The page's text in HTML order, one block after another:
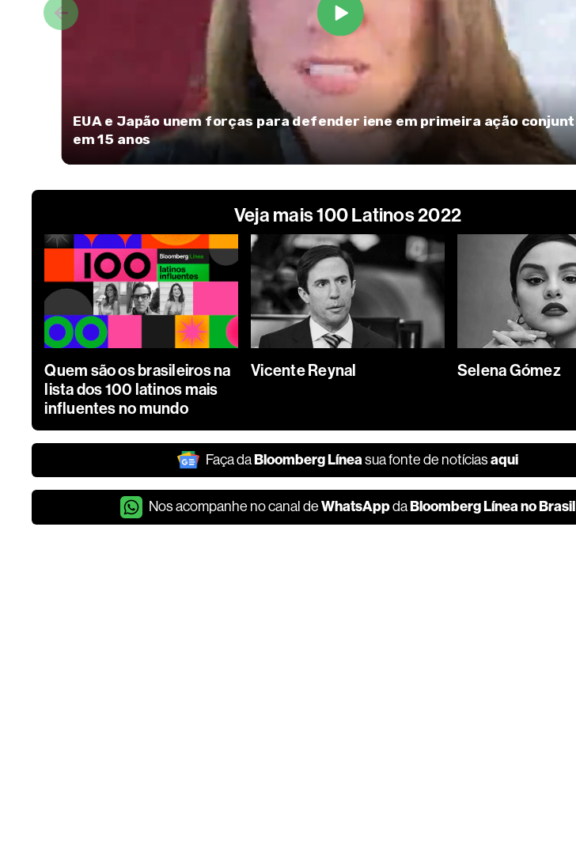
Veja mais 100 Latinos 2022
Quem são os brasileiros na
lista dos 100 latinos mais
influentes no mundo
Vicente Reynal Selena Gómez
Faça daBloomberg Líneasua fonte de notíciasaqui
Nos acompanhe no canal deWhatsAppdaBloomberg Línea no Brasil